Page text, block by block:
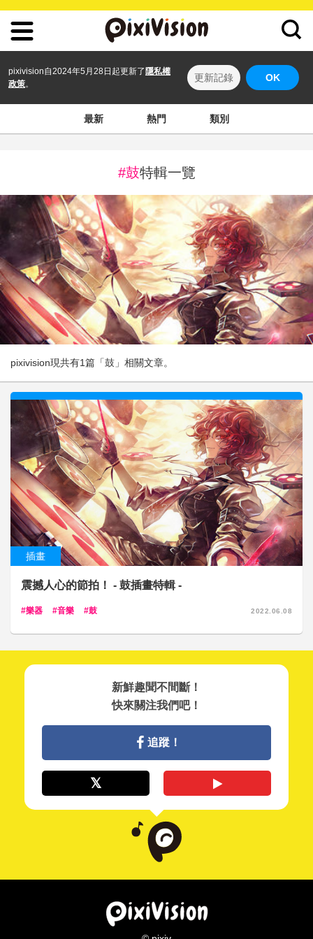
pixivision自2024年5月28日起更新了 隱私權
政策。
更新記錄 OK
最新 熱門 類別
#鼓特輯一覽
pixivision現共有1篇「鼓」相關文章。
插畫
震撼人心的節拍！ - 鼓插畫特輯 -
樂器 音樂 鼓 2022.06.08
新鮮趣聞不間斷！
快來關注我們吧！
追蹤！